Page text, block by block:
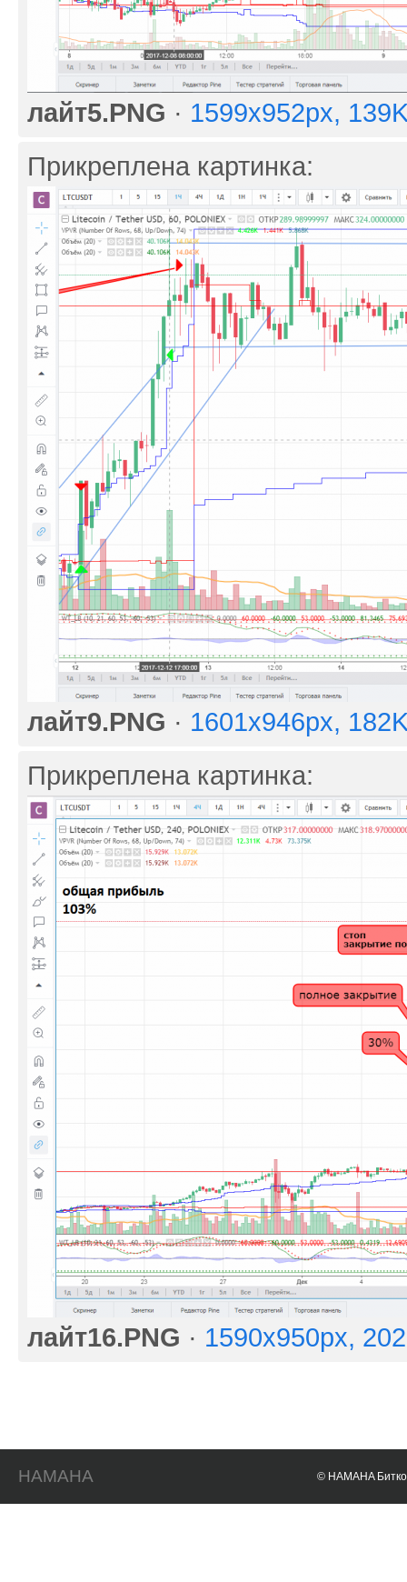
лайт5.PNG · 1599x952px,
Прикреплена картинка:
лайт9.PNG · 1601x946px,
Прикреплена картинка:
лайт16.PNG · 1590x950px,
HAMAHA © HAMAHA